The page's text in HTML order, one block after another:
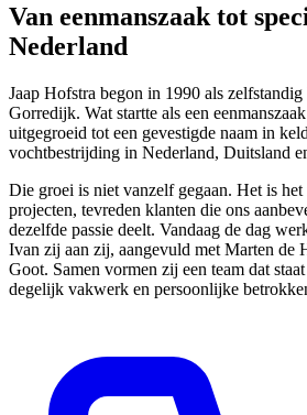
Van eenmanszaak tot
Nederland
Jaap Hofstra begon in 1990 als
Gorredijk. Wat startte als een
uitgegroeid tot een gevestigde naam in
vochtbestrijding in Nederland, Duitsland
Die groei is niet vanzelf gegaan. Het is het
projecten, tevreden klanten die ons
dezelfde passie deelt. Vandaag de dag
Ivan zij aan zij, aangevuld met Marten de
Goot. Samen vormen zij een team dat
degelijk vakwerk en persoonlijke